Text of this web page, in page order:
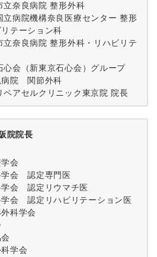
奈良病院 整形外科
病院機構奈良医療センター 整形
テーション科
奈良病院 整形外科・リハビリテ
心会（新東京石心会）グループ
病院 関節外科
アセルクリニック東京院 院長
院院長
会
学会 認定専門医
学会 認定リウマチ医
学会 認定リハビリテーション医
科学会
学会